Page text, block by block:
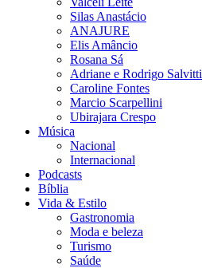
Silas Anastácio
ANAJURE
Elis Amâncio
Rosana Sá
Adriane e Rodrigo Salvitti
Caroline Fontes
Marcio Scarpellini
Ubirajara Crespo
Música
Nacional
Internacional
Podcasts
Bíblia
Vida & Estilo
Gastronomia
Moda e beleza
Turismo
Saúde